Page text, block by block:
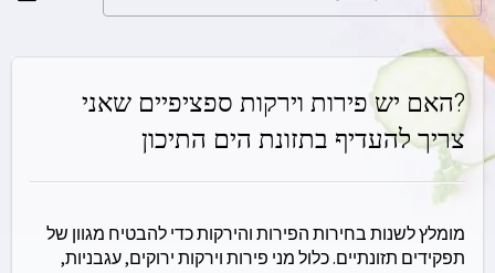
?האם יש פירות וירקות ספציפיים שאני
צריך להעדיף בתזונת הים התיכון
מומלץ לשנות בחירות הפירות והירקות כדי להבטיח מגוון של
תפקידים תזונתיים. כלול מני פירות וירקות ירוקים, עגבניות,